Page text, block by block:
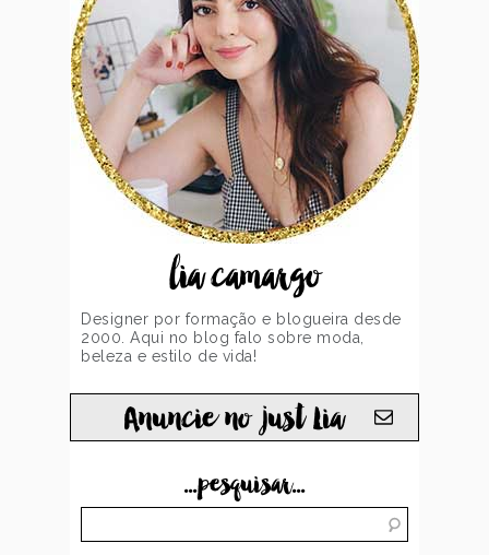
lia camargo
Designer por formação e blogueira desde
2000. Aqui no blog falo sobre moda,
beleza e estilo de vida!
Anuncie no just Lia
...pesquisar...